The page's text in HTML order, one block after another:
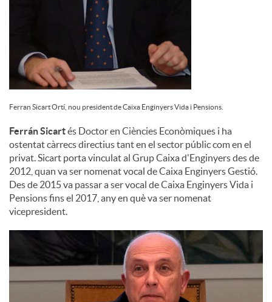
Ferran Sicart Ortí, nou president de Caixa Enginyers Vida i Pensions.
Ferrán Sicartés Doctor en Ciències Econòmiques i ha
ostentat càrrecs directius tant en el sector públic com en el
privat. Sicart porta vinculat al Grup Caixa d'Enginyers des de
2012, quan va ser nomenat vocal de Caixa Enginyers Gestió.
Des de 2015 va passar a ser vocal de Caixa Enginyers Vida i
Pensions fins el 2017, any en què va ser nomenat
vicepresident.